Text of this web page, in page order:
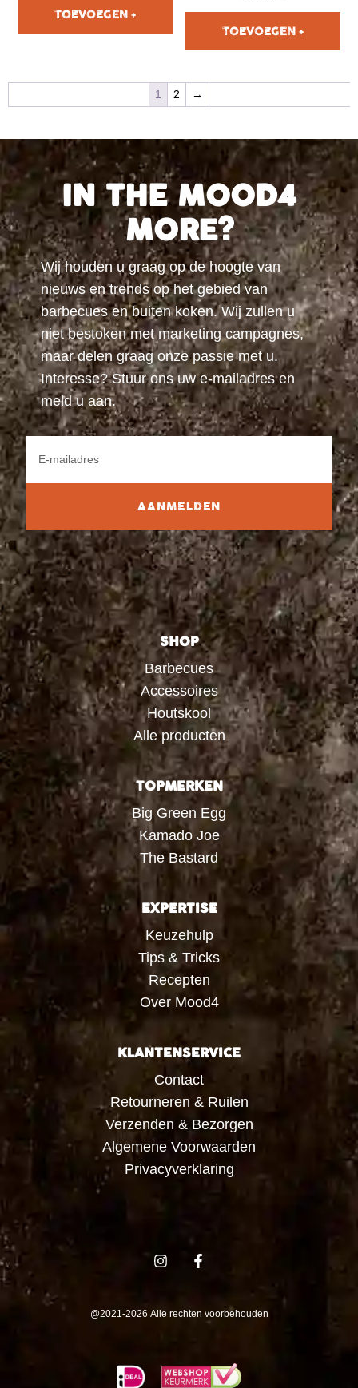
1 2 →
IN THE MOOD4
MORE?
Wij houden u graag op de hoogte van
nieuws en trends op het gebied van
barbecues en buiten koken. Wij zullen u
niet bestoken met marketing campagnes,
maar delen graag onze passie met u.
Interesse? Stuur ons uw e-mailadres en
meld u aan.
AANMELDEN
SHOP
Barbecues
Accessoires
Houtskool
Alle producten
TOPMERKEN
Big Green Egg
Kamado Joe
The Bastard
EXPERTISE
Keuzehulp
Tips & Tricks
Recepten
Over Mood4
KLANTENSERVICE
Contact
Retourneren & Ruilen
Verzenden & Bezorgen
Algemene Voorwaarden
Privacyverklaring
@2021-2026 Alle rechten voorbehouden